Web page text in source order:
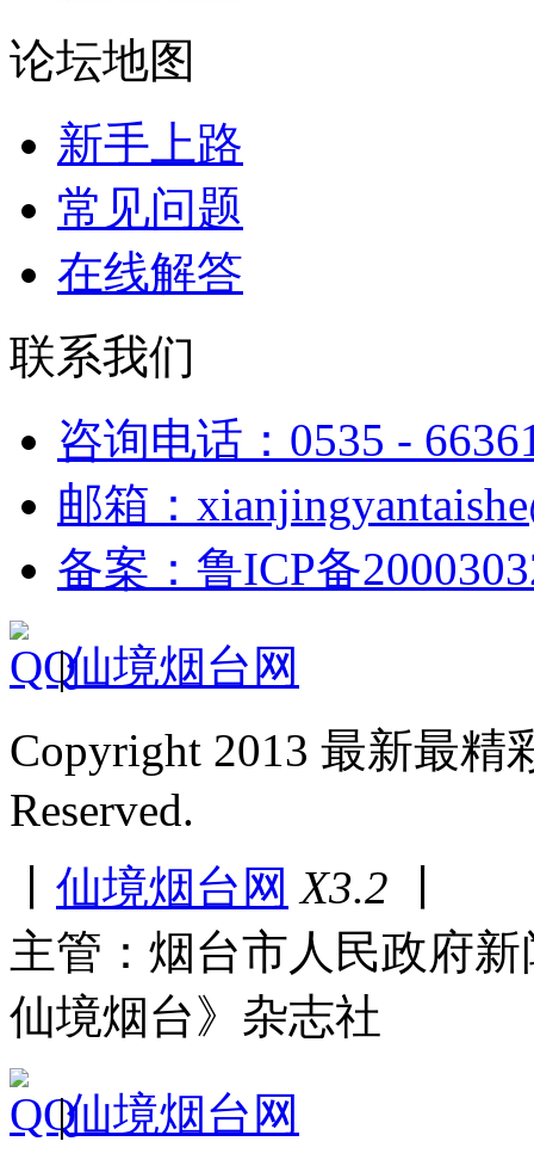
论坛地图
新手上路
常见问题
在线解答
联系我们
咨询电话：0535 -
邮箱：
备案：鲁ICP备
|仙境烟台网
Copyright 2013 最新最
Reserved.
仙境烟台网 X3.2
主管：烟台市人民政府
仙境烟台》杂志社
|仙境烟台网